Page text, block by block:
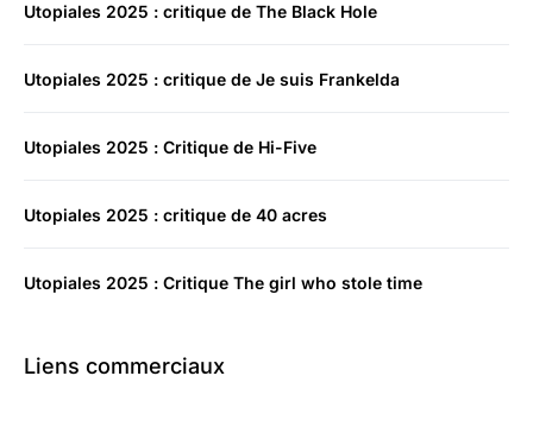
Utopiales 2025 : critique de The Black Hole
Utopiales 2025 : critique de Je suis Frankelda
Utopiales 2025 : Critique de Hi-Five
Utopiales 2025 : critique de 40 acres
Utopiales 2025 : Critique The girl who stole time
Liens commerciaux